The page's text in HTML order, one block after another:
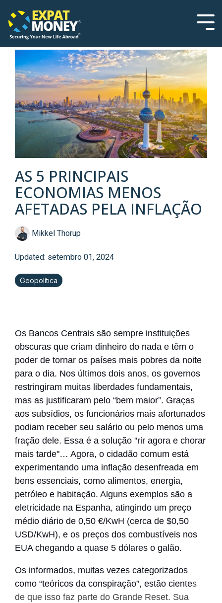
note:
This
website
accessibility
system.
the
main
AS 5 PRINCIPAIS
ECONOMIAS MENOS
AFETADAS PELA INFLAÇÃO
Mikkel Thorup
Updated: setembro 01, 2024
Geopolítica
Os Bancos Centrais são sempre instituições
obscuras que criam dinheiro do nada e têm o
poder de tornar os países mais pobres da noite
para o dia. Nos últimos dois anos, os governos
restringiram muitas liberdades fundamentais,
mas as justificaram pelo “bem maior”. Graças
aos subsídios, os funcionários mais afortunados
podiam receber seu salário ou pelo menos uma
fração dele. Essa é a solução "rir agora e chorar
mais tarde"… Agora, o cidadão comum está
experimentando uma inflação desenfreada em
bens essenciais, como alimentos, energia,
petróleo e habitação. Alguns exemplos são a
eletricidade na Espanha, atingindo um preço
médio diário de 0,50 €/KwH (cerca de $0,50
USD/KwH), e os preços dos combustíveis nos
EUA chegando a quase 5 dólares o galão.
Os informados, muitas vezes categorizados
como “teóricos da conspiração”, estão cientes
de que isso faz parte do Grande Reset. Sua